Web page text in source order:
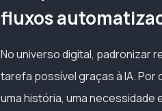
fluxos
No universo digital, padronizar
tarefa possível graças à IA.
uma história, uma